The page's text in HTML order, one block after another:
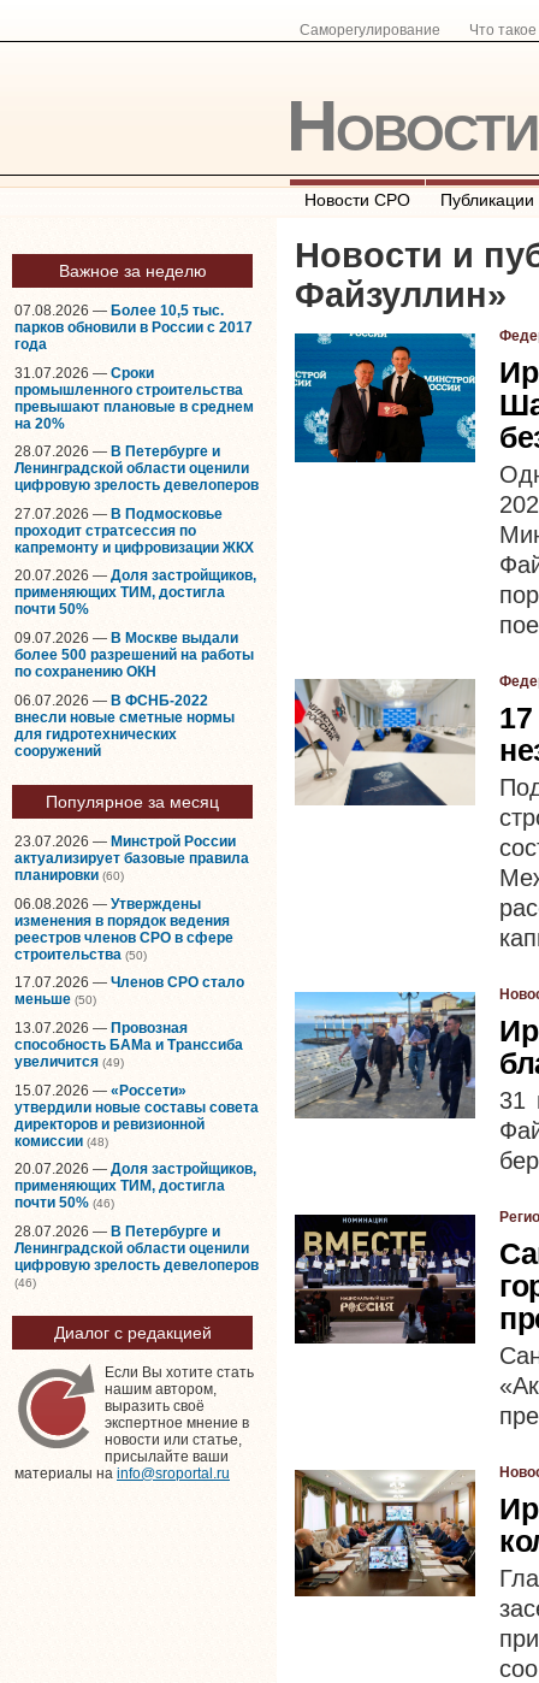
Саморегулирование Что
Новости СРО Публикации
Важное за неделю
07.08.2026 — Более 10,5 тыс.
парков обновили в России с 2017
года
31.07.2026 — Сроки
промышленного строительства
превышают плановые в среднем
на 20%
28.07.2026 — В Петербурге и
Ленинградской области оценили
цифровую зрелость девелоперов
27.07.2026 — В Подмосковье
проходит стратсессия по
капремонту и цифровизации ЖКХ
20.07.2026 — Доля застройщиков,
применяющих ТИМ, достигла
почти 50%
09.07.2026 — В Москве выдали
более 500 разрешений на работы
по сохранению ОКН
06.07.2026 — В ФСНБ-2022
внесли новые сметные нормы
для гидротехнических
сооружений
Популярное за месяц
23.07.2026 — Минстрой России
актуализирует базовые правила
планировки (60)
06.08.2026 — Утверждены
изменения в порядок ведения
реестров членов СРО в сфере
строительства (50)
17.07.2026 — Членов СРО стало
меньше (50)
13.07.2026 — Провозная
способность БАМа и Транссиба
увеличится (49)
15.07.2026 — «Россети»
утвердили новые составы совета
директоров и ревизионной
комиссии (48)
20.07.2026 — Доля застройщиков,
применяющих ТИМ, достигла
почти 50% (46)
28.07.2026 — В Петербурге и
Ленинградской области оценили
цифровую зрелость девелоперов
(46)
Диалог с редакцией
Если Вы хотите стать
нашим автором,
выразить своё
экспертное мнение в
новости или статье,
присылайте ваши
материалы на info@sroportal.ru
Новости и
Файзуллин»
31